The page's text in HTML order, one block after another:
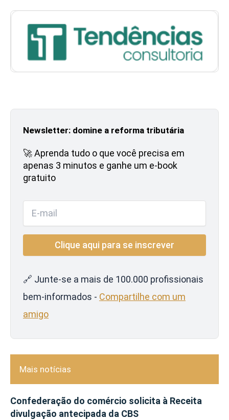
Newsletter: domine a reforma tributária
🚀 Aprenda tudo o que você precisa em
apenas 3 minutos e ganhe um e-book
gratuito
🔗 Junte-se a mais de 100.000 profissionais
bem-informados - Compartilhe com um
amigo
Mais notícias
Confederação do comércio solicita à Receita
divulgação antecipada da CBS